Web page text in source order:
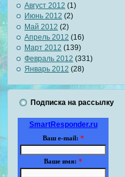
Август 2012 (1)
Июнь 2012 (2)
Май 2012 (2)
Апрель 2012 (16)
Март 2012 (139)
Февраль 2012 (331)
Январь 2012 (28)
Подписка на рассылку
SmartResponder.ru
Ваш e-mail: *
Ваше имя: *